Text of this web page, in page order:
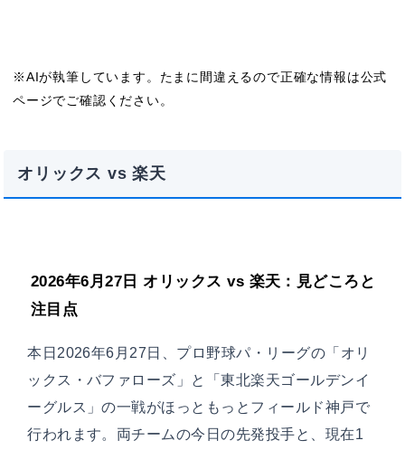
※AIが執筆しています。たまに間違えるので正確な情報は公式
ページでご確認ください。
オリックス vs 楽天
2026年6月27日 オリックス vs 楽天：見どころと
注目点
本日2026年6月27日、プロ野球パ・リーグの「オリ
ックス・バファローズ」と「東北楽天ゴールデンイ
ーグルス」の一戦がほっともっとフィールド神戸で
行われます。両チームの今日の先発投手と、現在1